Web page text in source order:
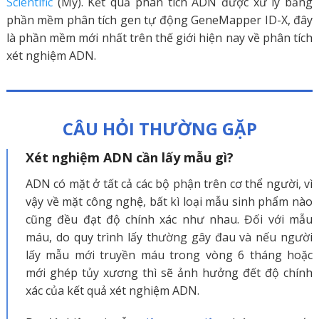
phần mềm phân tích gen tự động GeneMapper ID-X, đây
là phần mềm mới nhất trên thế giới hiện nay về phân tích
xét nghiệm ADN.
CÂU HỎI THƯỜNG GẶP
Xét nghiệm ADN cần lấy mẫu gì?
ADN có mặt ở tất cả các bộ phận trên cơ thể người, vì
vậy về mặt công nghệ, bất kì loại mẫu sinh phẩm nào
cũng đều đạt độ chính xác như nhau. Đối với mẫu
máu, do quy trình lấy thường gây đau và nếu người
lấy mẫu mới truyền máu trong vòng 6 tháng hoặc
mới ghép tủy xương thì sẽ ảnh hưởng đết độ chính
xác của kết quả xét nghiệm ADN.